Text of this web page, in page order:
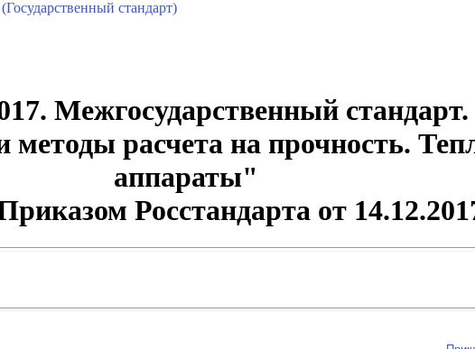
стандарт)
Межгосударственный
расчета на прочность.
аппараты"
Росстандарта от